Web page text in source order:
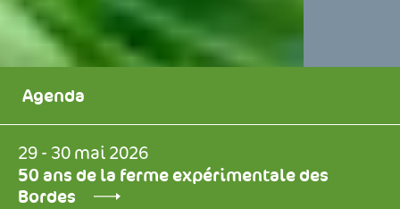
Agenda
29 - 30 mai 2026
50 ans de la ferme expérimentale des
Bordes